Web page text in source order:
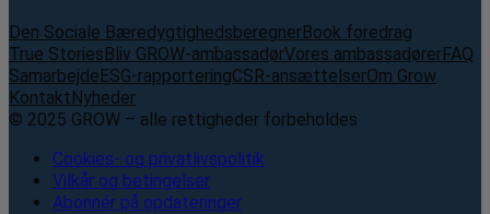
Den Sociale BæredygtighedsberegnerBook foredrag
True StoriesBliv GROW-ambassadørVores ambassadørerFAQ
SamarbejdeESG-rapporteringCSR-ansættelserOm Grow
KontaktNyheder
© 2025 GROW – alle rettigheder forbeholdes
Cookies- og privatlivspolitik
Vilkår og betingelser
Abonnér på opdateringer